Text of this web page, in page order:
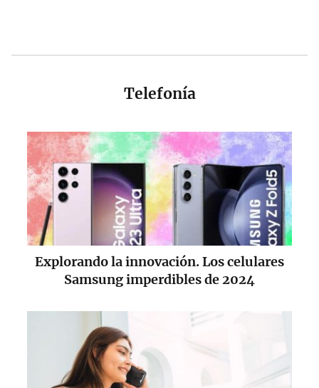
Telefonía
Explorando la innovación. Los celulares
Samsung imperdibles de 2024